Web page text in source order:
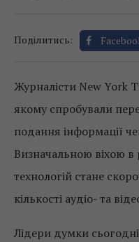
Поділитись:
Журналісти New York
якому спробували
подання інформації
Визначальною віхою в
технологій стане
кількості аудіо- та
Лідери думки